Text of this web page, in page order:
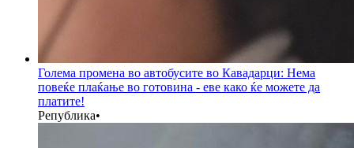
Голема промена во автобусите во Кавадарци: Нема
повеќе плаќање во готовина - еве како ќе можете да
платите!
Република•